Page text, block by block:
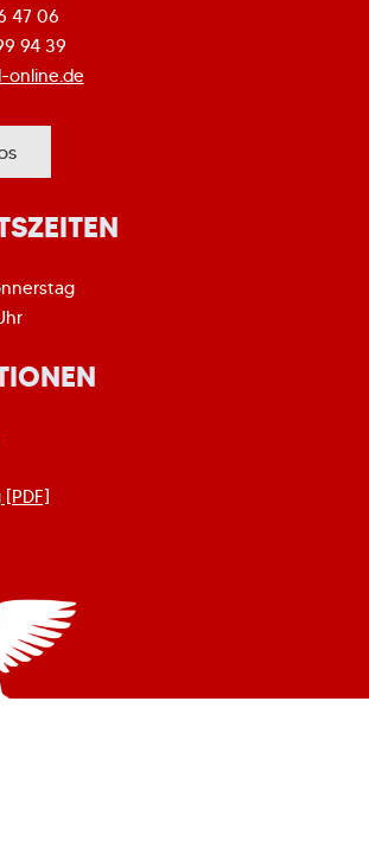
47 06
94 39
online.de